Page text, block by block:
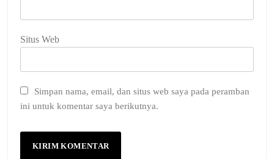
Situs Web
Simpan nama, email, dan situs web saya pada peramban
ini untuk komentar saya berikutnya.